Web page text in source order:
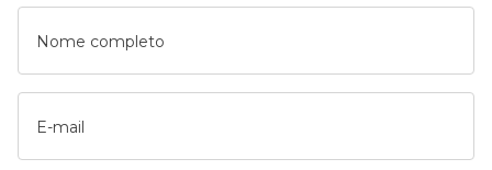
Nome completo
E-mail